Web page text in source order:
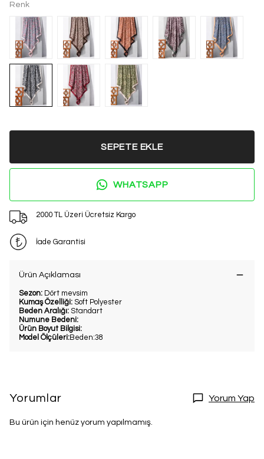
Renk
SEPETE EKLE
WHATSAPP
2000 TL Üzeri Ücretsiz Kargo
İade Garantisi
Ürün Açıklaması
Sezon: Dört mevsim
Kumaş Özelliği: Soft Polyester
Beden Aralığı: Standart
Numune Bedeni:
Ürün Boyut Bilgisi:
Model Ölçüleri:Beden:38
Yorumlar Yorum Yap
Bu ürün için henüz yorum yapılmamış.